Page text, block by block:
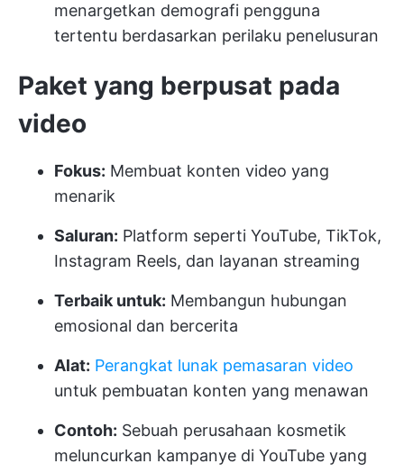
menargetkan demografi pengguna
tertentu berdasarkan perilaku penelusuran
Paket yang berpusat pada
video
Fokus: Membuat konten video yang
menarik
Saluran: Platform seperti YouTube, TikTok,
Instagram Reels, dan layanan streaming
Terbaik untuk: Membangun hubungan
emosional dan bercerita
Alat: Perangkat lunak pemasaran video
untuk pembuatan konten yang menawan
Contoh: Sebuah perusahaan kosmetik
meluncurkan kampanye di YouTube yang